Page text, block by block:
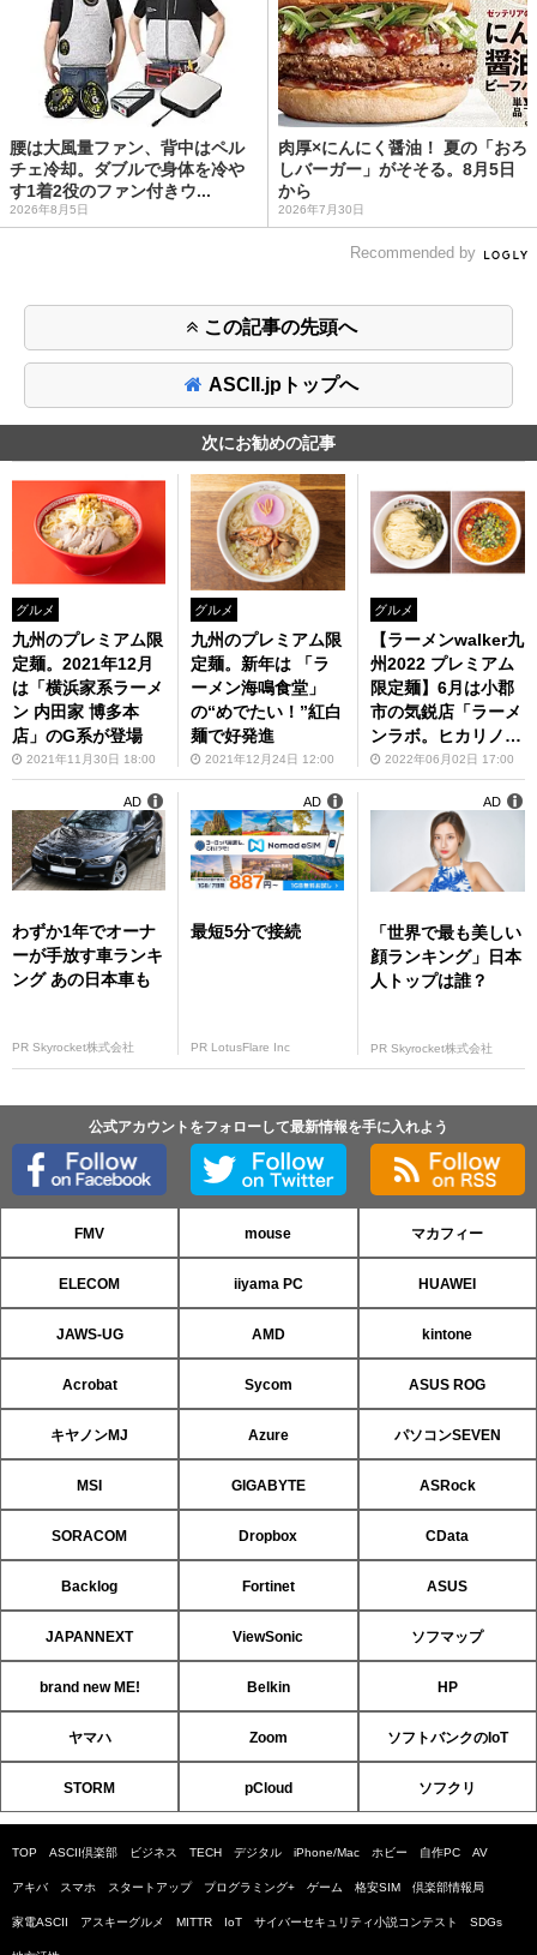
腰は大風量ファン、背中はペル
チェ冷却。ダブルで身体を冷や
す1着2役のファン付きウ...
2026年8月5日
肉厚×にんにく醤油！ 夏の「おろ
しバーガー」がそそる。8月5日
から
2026年7月30日
Recommended by
この記事の先頭へ
ASCII.jpトップへ
次にお勧めの記事
グルメ
九州のプレミアム限
定麺。2021年12月
は「横浜家系ラーメ
ン 内田家 博多本
店」のG系が登場
2021年11月30日 18:00
グルメ
九州のプレミアム限
定麺。新年は 「ラ
ーメン海鳴食堂」
の“めでたい！”紅白
麺で好発進
2021年12月24日 12:00
グルメ
【ラーメンwalker九
州2022 プレミアム
限定麺】6月は小郡
市の気鋭店「ラーメ
ンラボ。ヒカリノサ
キ」が登場
2022年06月02日 17:00
わずか1年でオーナ
ーが手放す車ランキ
ング あの日本車も
PR Skyrocket株式会社
AD
最短5分で接続
PR LotusFlare Inc
AD
「世界で最も美しい
顔ランキング」日本
人トップは誰？
PR Skyrocket株式会社
AD
公式アカウントをフォローして最新情報を手に入れよう
FMV mouse マカフィー
ELECOM iiyama PC HUAWEI
JAWS-UG AMD kintone
Acrobat Sycom ASUS ROG
キヤノンMJ Azure パソコンSEVEN
MSI GIGABYTE ASRock
SORACOM Dropbox CData
Backlog Fortinet ASUS
JAPANNEXT ViewSonic ソフマップ
brand new ME! Belkin HP
ヤマハ Zoom ソフトバンクのIoT
STORM pCloud ソフクリ
TOP ASCII倶楽部 ビジネス TECH デジタル iPhone/Mac ホビー 自作PC AV
アキバ スマホ スタートアップ プログラミング+ ゲーム 格安SIM 倶楽部情報局
家電ASCII アスキーグルメ MITTR IoT サイバーセキュリティ小説コンテスト SDGs